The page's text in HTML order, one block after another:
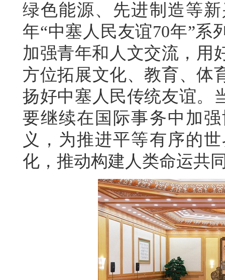
绿色能源、先进制造等
年“中塞人民友谊70年”系
加强青年和人文交流，用
方位拓展文化、教育、体
扬好中塞人民传统友谊。
要继续在国际事务中加
义，为推进平等有序的
化，推动构建人类命运共